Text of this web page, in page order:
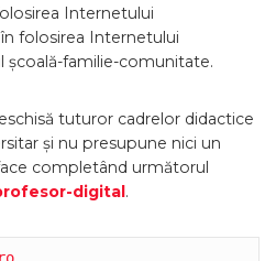
Internetului
folosirea Internetului
școală-familie-comunitate.
tuturor cadrelor didactice
și nu presupune nici un
completând următorul
digital.